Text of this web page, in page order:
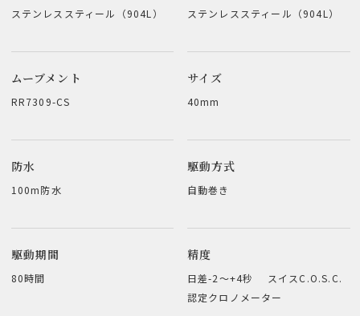
ステンレススティール（904L） ステンレススティール（904L）
ムーブメント
RR7309-CS
サイズ
40mm
防水
100m防水
駆動方式
自動巻き
駆動期間
80時間
精度
日差-2～+4秒 スイスC.O.S.C.
認定クロノメーター